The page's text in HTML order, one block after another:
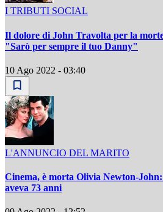
I TRIBUTI SOCIAL
Il dolore di John Travolta per la
"Sarò per sempre il tuo Danny"
10 Ago 2022 - 03:40
L'ANNUNCIO DEL MARITO
Cinema, è morta Olivia Newton-
aveva 73 anni